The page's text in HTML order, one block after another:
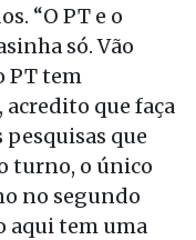
“O PT e o
só. Vão
PT tem
acredito que faça
pesquisas que
turno, o único
no segundo
aqui tem uma